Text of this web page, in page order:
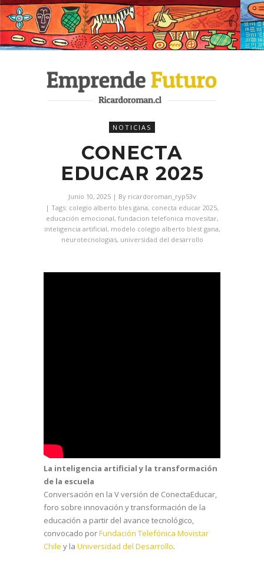
NOTICIAS
CONECTA
EDUCAR 2025
Junio 10, 2025 | By ricardoroman_ryp53v
| Tags: colegio alberto bles gana, conecta educar 2025,
educación emocional, fundacion telefonica movesitar,
inteligencia artificial, modelo colegio alberto blest gana,
neurotecnologias, universidad del desarrollo
La inteligencia artificial y la transformación
de la escuela
Conversación en la V versión de ConectaEducar,
foro sobre innovación y transformación de la
educación a partir del avance tecnológico,
convocado porFundación Telefónica Movistar
Chile y la Universidad del Desarrollo.